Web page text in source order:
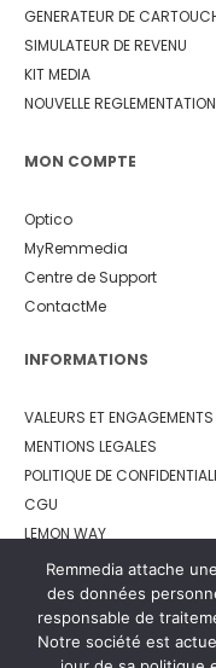
GENERATEUR DE
SIMULATEUR DE REVENU
KIT MEDIA
NOUVELLE
MON COMPTE
Optico
MyRemmedia
Centre de Support
ContactMe
INFORMATIONS
VALEURS ET ENGAGEMENTS
MENTIONS LEGALES
POLITIQUE DE
CGU
LEMON WAY
Remmedia attache
des données
responsable de
Notre société est